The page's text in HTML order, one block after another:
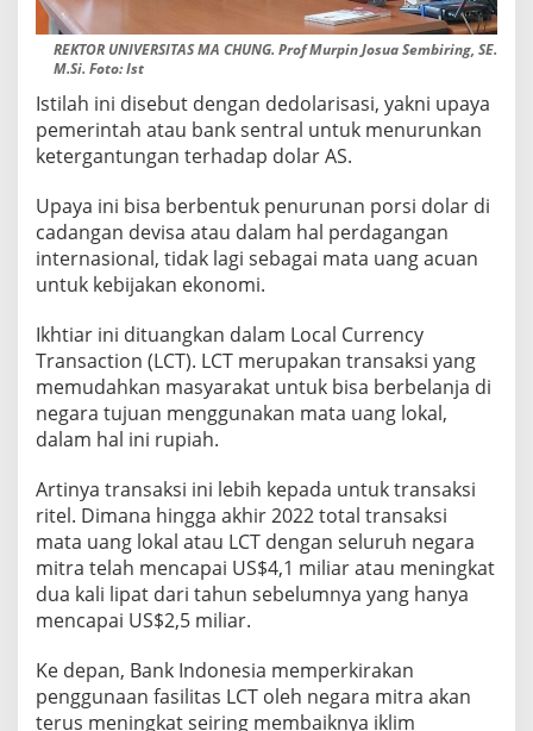
REKTOR UNIVERSITAS MA CHUNG. Prof Murpin Josua Sembiring, SE.
M.Si. Foto: Ist
Istilah ini disebut dengan dedolarisasi, yakni upaya
pemerintah atau bank sentral untuk menurunkan
ketergantungan terhadap dolar AS.
Upaya ini bisa berbentuk penurunan porsi dolar di
cadangan devisa atau dalam hal perdagangan
internasional, tidak lagi sebagai mata uang acuan
untuk kebijakan ekonomi.
Ikhtiar ini dituangkan dalam Local Currency
Transaction (LCT). LCT merupakan transaksi yang
memudahkan masyarakat untuk bisa berbelanja di
negara tujuan menggunakan mata uang lokal,
dalam hal ini rupiah.
Artinya transaksi ini lebih kepada untuk transaksi
ritel. Dimana hingga akhir 2022 total transaksi
mata uang lokal atau LCT dengan seluruh negara
mitra telah mencapai US$4,1 miliar atau meningkat
dua kali lipat dari tahun sebelumnya yang hanya
mencapai US$2,5 miliar.
Ke depan, Bank Indonesia memperkirakan
penggunaan fasilitas LCT oleh negara mitra akan
terus meningkat seiring membaiknya iklim